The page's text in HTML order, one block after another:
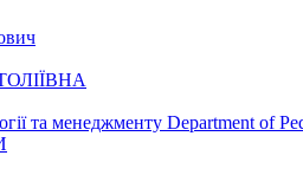
та менеджменту Department of